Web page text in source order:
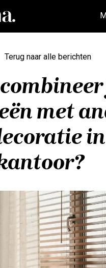
Terug naar alle berichten
met